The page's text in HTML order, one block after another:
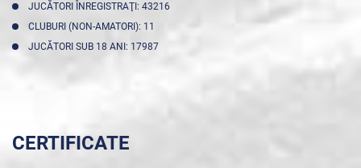
JUCĂTORI ÎNREGISTRAŢI: 43216
CLUBURI (NON-AMATORI): 11
JUCĂTORI SUB 18 ANI: 17987
CERTIFICATE